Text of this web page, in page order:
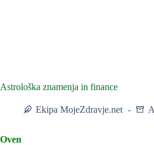
Astrološka znamenja in finance
Ekipa MojeZdravje.net
Oven